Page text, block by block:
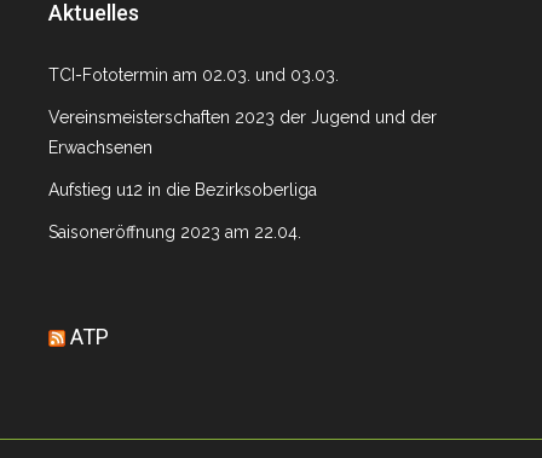
Aktuelles
TCI-Fototermin am 02.03. und 03.03.
Vereinsmeisterschaften 2023 der Jugend und der
Erwachsenen
Aufstieg u12 in die Bezirksoberliga
Saisoneröffnung 2023 am 22.04.
ATP